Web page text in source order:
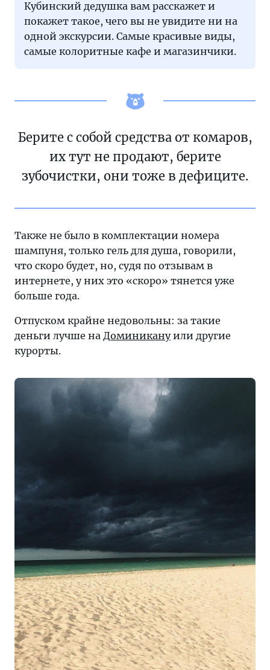
Кубинский дедушка вам расскажет и
покажет такое, чего вы не увидите ни на
одной экскурсии. Самые красивые виды,
самые колоритные кафе и магазинчики.
Берите с собой средства от комаров,
их тут не продают, берите
зубочистки, они тоже в дефиците.
Также не было в комплектации номера
шампуня, только гель для душа, говорили,
что скоро будет, но, судя по отзывам в
интернете, у них это «скоро» тянется уже
больше года.
Отпуском крайне недовольны: за такие
деньги лучше на Доминикануили другие
курорты.